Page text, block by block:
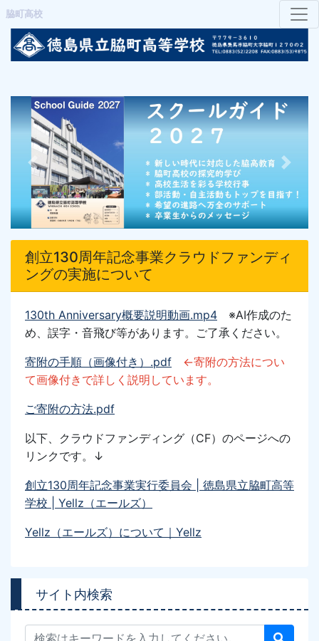
脇町高校
Previous Next
創立130周年記念事業クラウドファンディ
ングの実施について
130th Anniversary概要説明動画.mp4 ※AI作成のた
め、誤字・音飛び等があります。ご了承ください。
寄附の手順（画像付き）.pdf
←寄附の方法につい
て画像付きで詳しく説明しています。
ご寄附の方法.pdf
以下、クラウドファンディング （CF） のページへの
リンク です。↓
創立130周年記念事業実行委員会 | 徳島県立脇町高等
学校 | Yellz（エールズ）
Yellz（エールズ）について｜Yellz
サイト内検索